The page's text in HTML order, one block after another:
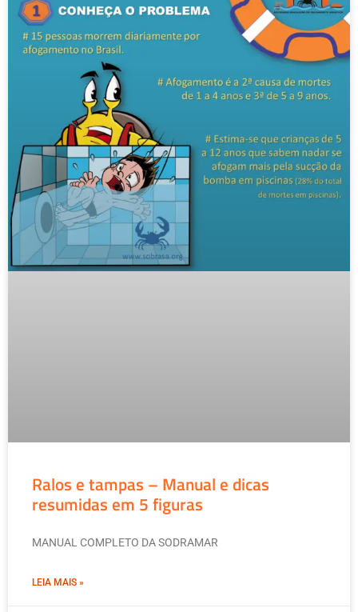
Ralos e tampas – Manual e dicas
resumidas em 5 figuras
MANUAL COMPLETO DA SODRAMAR
LEIA MAIS »